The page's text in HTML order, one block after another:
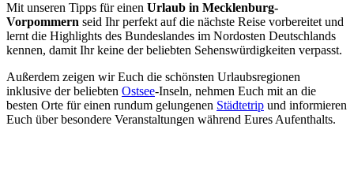
Mit unseren Tipps für einen Urlaub in Mecklenburg-
Vorpommern seid Ihr perfekt auf die nächste Reise vorbereitet und
lernt die Highlights des Bundeslandes im Nordosten Deutschlands
kennen, damit Ihr keine der beliebten Sehenswürdigkeiten verpasst.
Außerdem zeigen wir Euch die schönsten Urlaubsregionen
inklusive der beliebten Ostsee-Inseln, nehmen Euch mit an die
besten Orte für einen rundum gelungenen Städtetrip und informieren
Euch über besondere Veranstaltungen während Eures Aufenthalts.